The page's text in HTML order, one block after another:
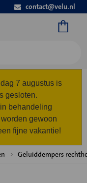
contact@velu.nl
7 augustus is
gesloten.
behandeling
gewoon
fijne vakantie!
Geluiddempers